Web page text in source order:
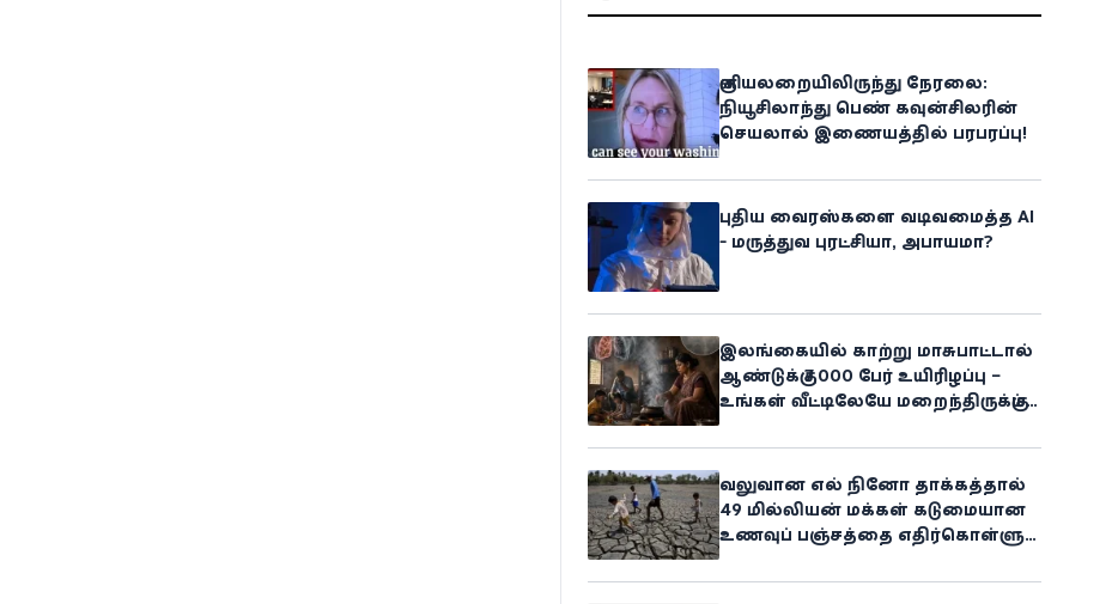
குளியலறையிலிருந்து நேரலை:
நியூசிலாந்து பெண் கவுன்சிலரின்
செயலால் இணையத்தில் பரபரப்பு!
புதிய வைரஸ்களை வடிவமைத்த AI
- மருத்துவ புரட்சியா, அபாயமா?
இலங்கையில் காற்று மாசுபாட்டால்
ஆண்டுக்கு 7,000 பேர் உயிரிழப்பு –
உங்கள் வீட்டிலேயே மறைந்திருக்கும்
ஆபத்து!
வலுவான எல் நினோ தாக்கத்தால்
49 மில்லியன் மக்கள் கடுமையான
உணவுப் பஞ்சத்தை எதிர்கொள்ளும்
அபாயம் - உலக உணவுத் திட்டம்
எச்சரிக்கை!